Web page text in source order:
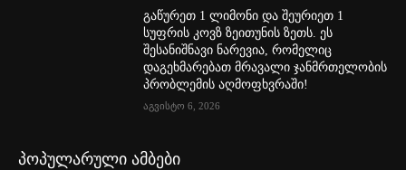
გაწურეთ 1 ლიმონი და შეურიეთ 1
სუფრის კოვზ ზეითუნის ზეთს. ეს
შესანიშნავი ნარევია, რომელიც
დაგეხმარებათ მრავალი ჯანმრთელობის
პრობლემის აღმოფხვრაში!
აგვისტო 6, 2026
პოპულარული ამბები